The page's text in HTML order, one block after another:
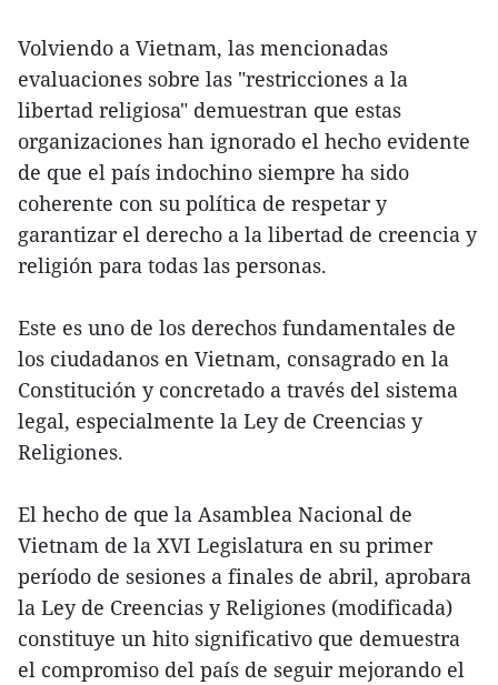
Volviendo a Vietnam, las mencionadas
evaluaciones sobre las "restricciones a la
libertad religiosa" demuestran que estas
organizaciones han ignorado el hecho evidente
de que el país indochino siempre ha sido
coherente con su política de respetar y
garantizar el derecho a la libertad de creencia y
religión para todas las personas.
Este es uno de los derechos fundamentales de
los ciudadanos en Vietnam, consagrado en la
Constitución y concretado a través del sistema
legal, especialmente la Ley de Creencias y
Religiones.
El hecho de que la Asamblea Nacional de
Vietnam de la XVI Legislatura en su primer
período de sesiones a finales de abril, aprobara
la Ley de Creencias y Religiones (modificada)
constituye un hito significativo que demuestra
el compromiso del país de seguir mejorando el